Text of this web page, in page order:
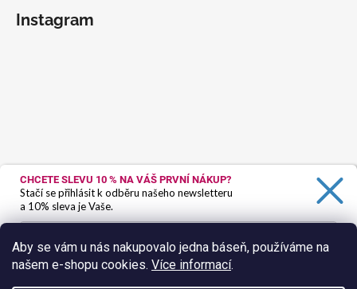
Aby se vám u nás nakupovalo jedna báseň, používáme na
našem e-shopu cookies. Více informací.
Instagram
CHCETE SLEVU 10 % NA VÁŠ PRVNÍ NÁKUP?
Stačí se přihlásit k odběru našeho newsletteru
a 10% sleva je Vaše.
Ano, chci se přihlásit